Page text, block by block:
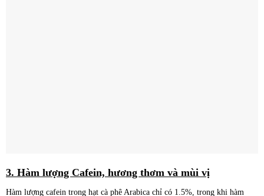
3. Hàm lượng Cafein, hương thơm và mùi vị
Hàm lượng cafein trong hạt cà phê Arabica chỉ có 1.5%, trong khi hàm